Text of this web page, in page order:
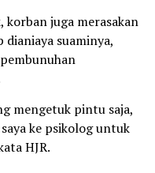
korban juga merasakan
suaminya,
mengetuk pintu saja,
ke psikolog untuk
HJR.